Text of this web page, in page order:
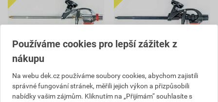
Pistole na PU pěnu DEK
PK02 PROFI
Pistole na PU pěnu DEK
PT01 PROFI
Používáme cookies pro lepší zážitek z
nákupu
Na webu dek.cz používáme soubory cookies, abychom zajistili
správné fungování stránek, měřili jejich výkon a přizpůsobili
nabídky vašim zájmům. Kliknutím na „Přijímám“ souhlasíte s